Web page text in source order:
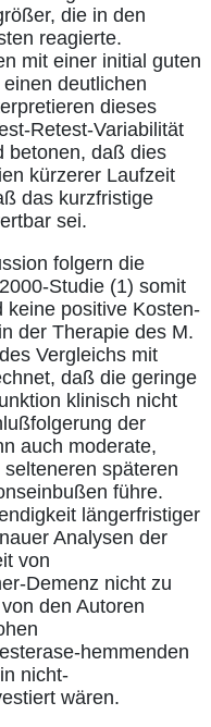
die in den
reagierte.
mit einer initial guten
deutlichen
dieses
Retest-Variabilität
betonen, daß dies
kürzerer Laufzeit
das kurzfristige
sei.
folgern die
Studie (1) somit
keine positive Kosten-
der Therapie des M.
Vergleichs mit
daß die geringe
klinisch nicht
der
auch moderate,
späteren
führe.
längerfristiger
Analysen der
von
Demenz nicht zu
den Autoren
hemmenden
nicht-
wären.